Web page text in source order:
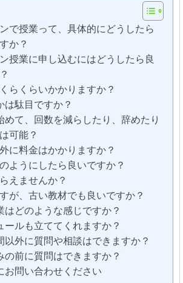
で授業って、具体的にどうしたら
か？
授業に申し込むにはどうしたら良
らくらいかかりますか？
は駄目ですか？
めて、回数を減らしたり、辞めたり
可能？
に料金はかかりますか？
ようにしたら良いですか？
えませんか？
が、古い教材でも良いですか？
はどのような感じですか？
ールも立ててくれますか？
以外に質問や相談はできますか？
の前に質問はできますか？
お問い合わせください